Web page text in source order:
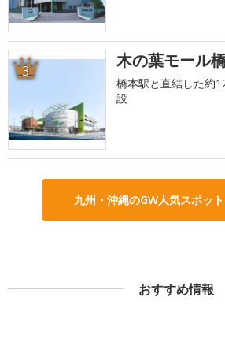
3 木の葉モール
橋本駅と直結した約
設
九州・沖縄のGW人気スポッ
おすすめ情報